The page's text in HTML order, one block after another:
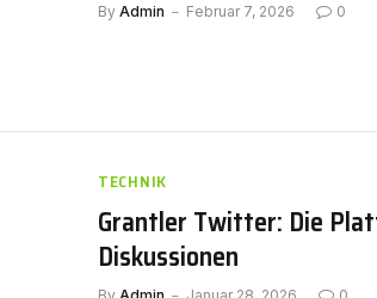
By Admin Februar 7, 2026 0
TECHNIK
Grantler Twitter: Die
Diskussionen